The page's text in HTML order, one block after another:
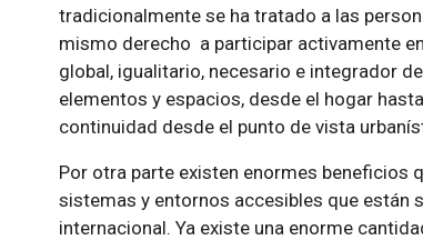
tradicionalmente se ha tratado a las
mismo derecho a participar activamente
global, igualitario, necesario e integrador
elementos y espacios, desde el hogar
continuidad desde el punto de vista
Por otra parte existen enormes beneficios
sistemas y entornos accesibles que están
internacional. Ya existe una enorme